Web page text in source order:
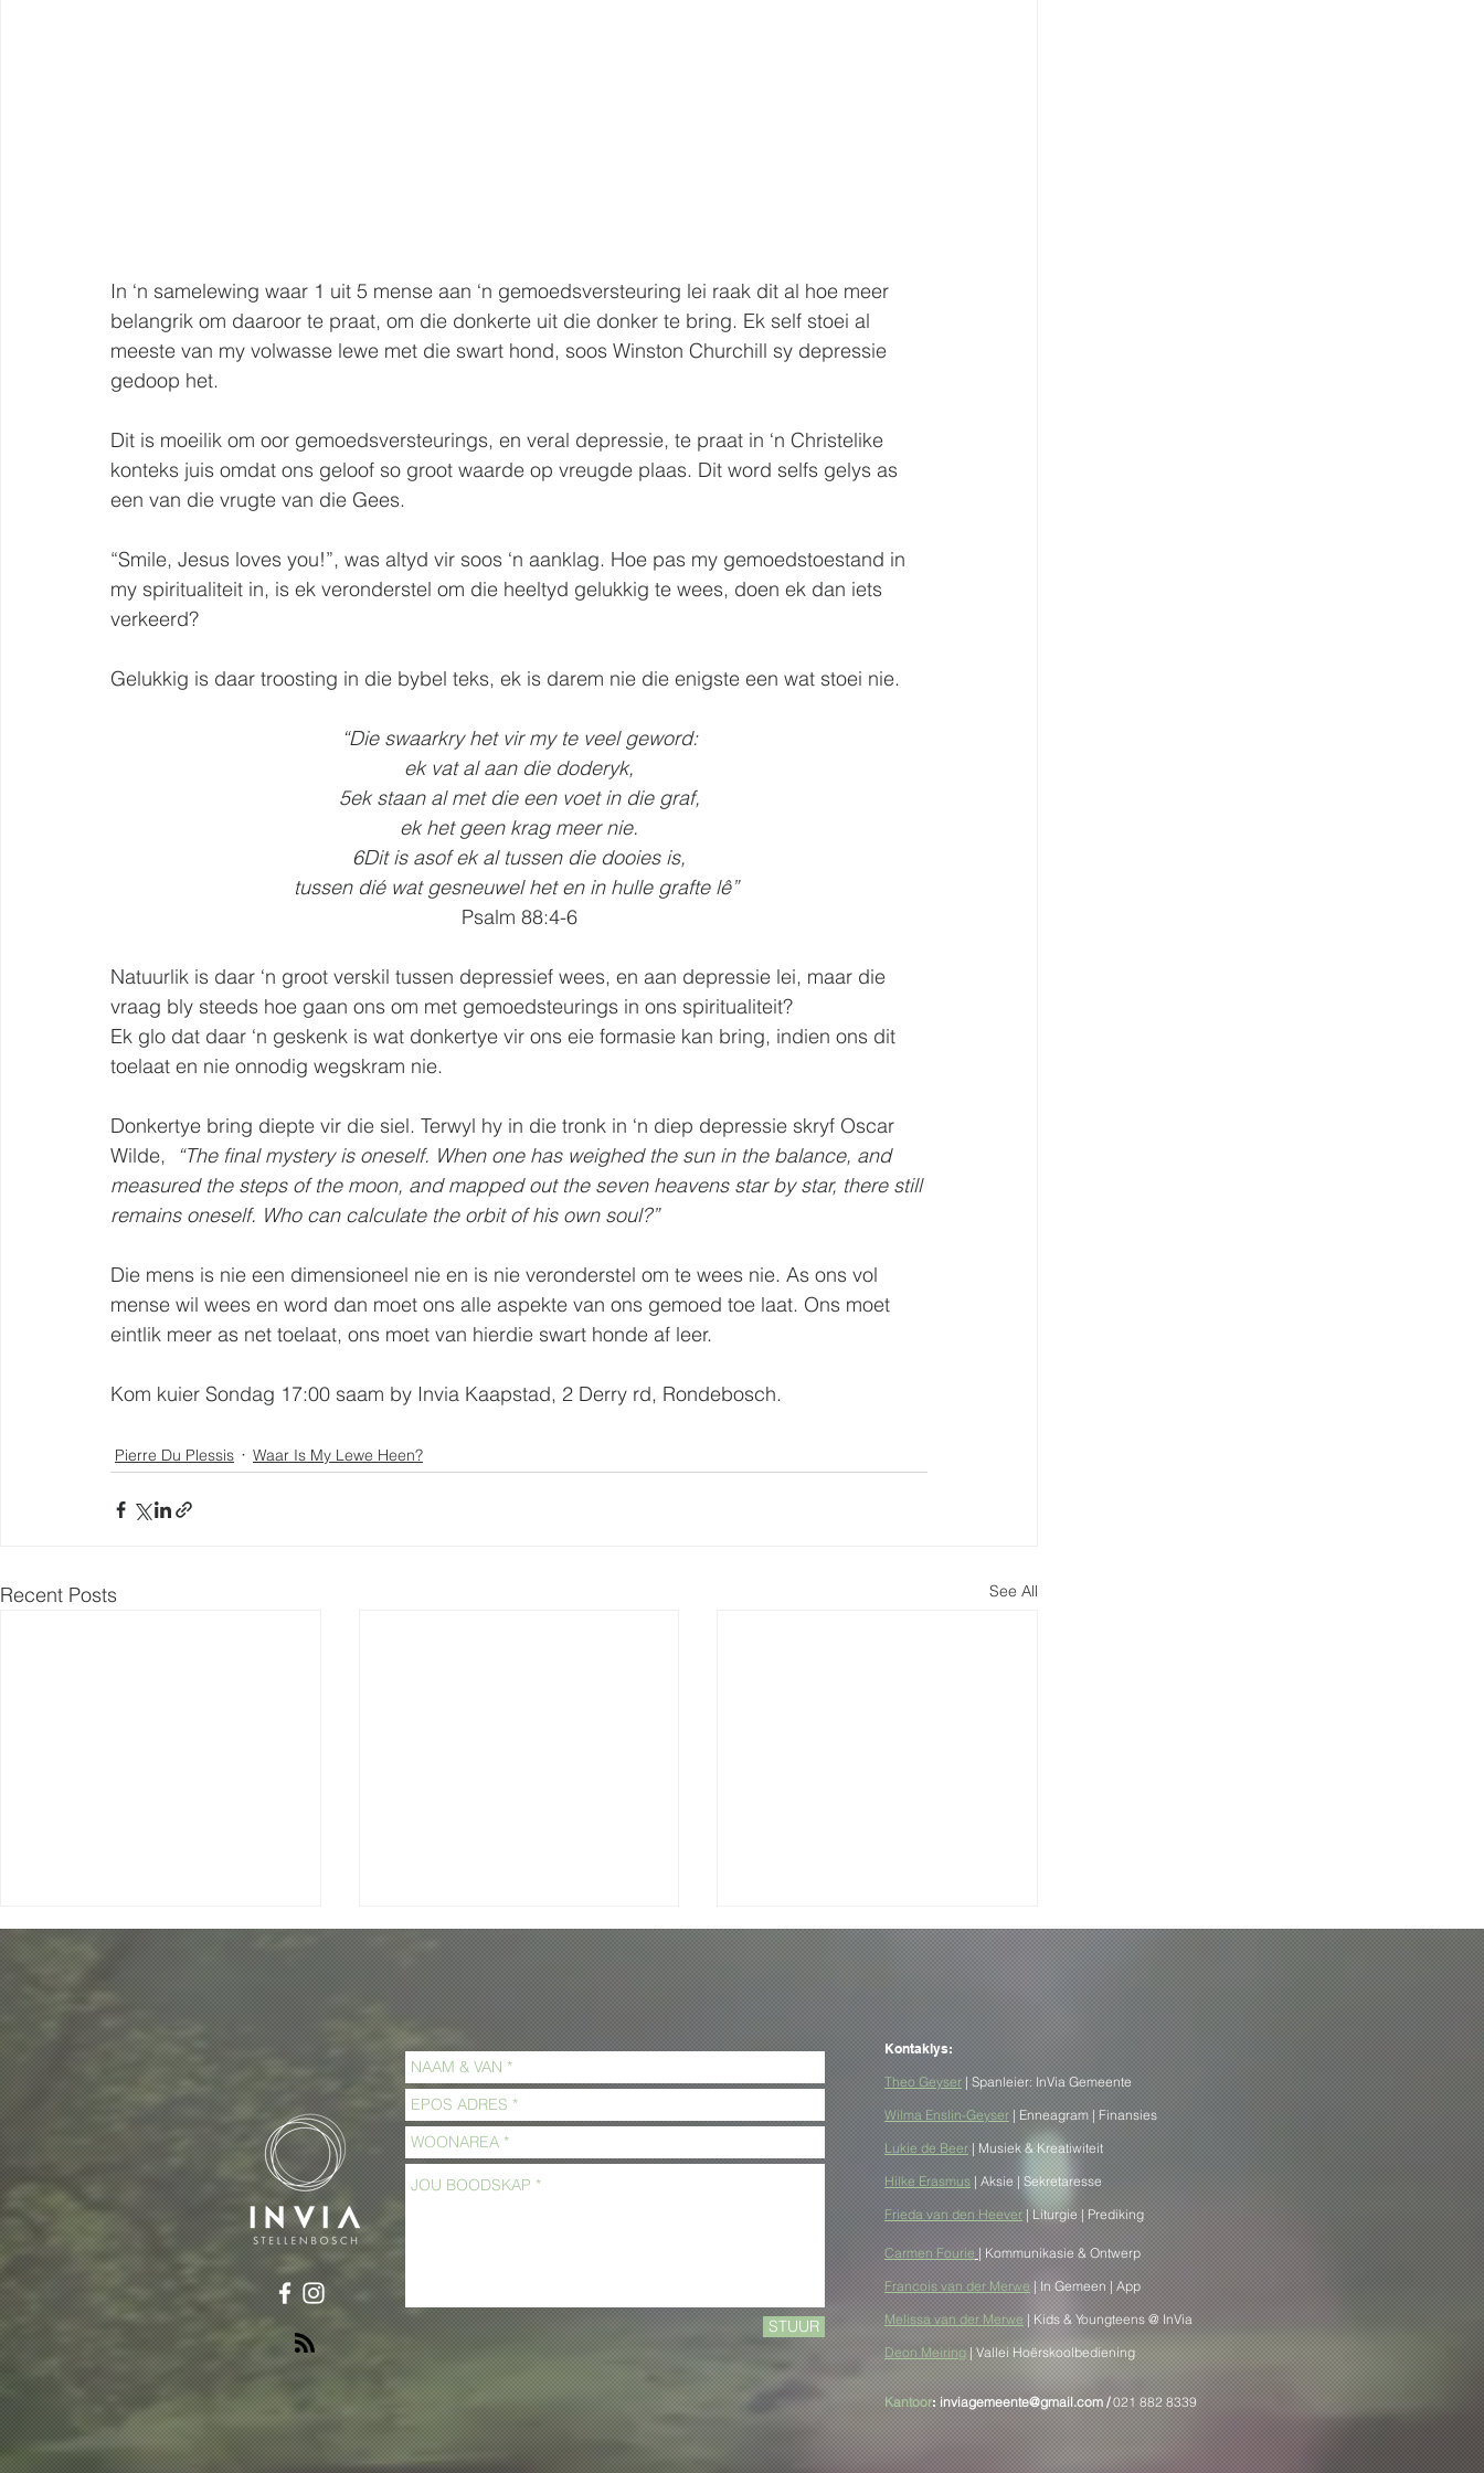
In ‘n samelewing waar 1 uit 5 mense aan ‘n gemoedsversteuring lei raak dit al hoe meer
belangrik om daaroor te praat, om die donkerte uit die donker te bring. Ek self stoei al
meeste van my volwasse lewe met die swart hond, soos Winston Churchill sy depressie
gedoop het.
Dit is moeilik om oor gemoedsversteurings, en veral depressie, te praat in ‘n Christelike
konteks juis omdat ons geloof so groot waarde op vreugde plaas. Dit word selfs gelys as
een van die vrugte van die Gees.
“Smile, Jesus loves you!”, was altyd vir soos ‘n aanklag. Hoe pas my gemoedstoestand in
my spiritualiteit in, is ek veronderstel om die heeltyd gelukkig te wees, doen ek dan iets
verkeerd?
Gelukkig is daar troosting in die bybel teks, ek is darem nie die enigste een wat stoei nie.
“Die swaarkry het vir my te veel geword:
ek vat al aan die doderyk,
5ek staan al met die een voet in die graf,
ek het geen krag meer nie.
6Dit is asof ek al tussen die dooies is,
tussen dié wat gesneuwel het en in hulle grafte lê”
Psalm 88:4-6
Natuurlik is daar ‘n groot verskil tussen depressief wees, en aan depressie lei, maar die
vraag bly steeds hoe gaan ons om met gemoedsteurings in ons spiritualiteit?
Ek glo dat daar ‘n geskenk is wat donkertye vir ons eie formasie kan bring, indien ons dit
toelaat en nie onnodig wegskram nie.
Donkertye bring diepte vir die siel. Terwyl hy in die tronk in ‘n diep depressie skryf Oscar
Wilde,
“The final mystery is oneself. When one has weighed the sun in the balance, and
measured the steps of the moon, and mapped out the seven heavens star by star, there still
remains oneself. Who can calculate the orbit of his own soul?”
Die mens is nie een dimensioneel nie en is nie veronderstel om te wees nie. As ons vol
mense wil wees en word dan moet ons alle aspekte van ons gemoed toe laat. Ons moet
eintlik meer as net toelaat, ons moet van hierdie swart honde af leer.
Kom kuier Sondag 17:00 saam by Invia Kaapstad, 2 Derry rd, Rondebosch.
Pierre Du Plessis Waar Is My Lewe Heen?
Recent Posts See All
Advent: Skoonheid
Advent: Wag
Meer As Genoeg: Om
Tevrede Te Wees
STUUR
Kontaklys:
Theo Geyser | Spanleier: InVia Gemeente
Wilma Enslin-Geyser | Enneagram | Finansies
Lukie de Beer | Musiek & Kreatiwiteit
Hilke Erasmus | Aksie | Sekretaresse
Frieda van den Heever | Liturgie | Prediking
Carmen Fourie | Kommunikasie & Ontwerp
Francois van der Merwe | In Gemeen | App
Melissa van der Merwe | Kids & Youngteens @ InVia
Deon Meiring | Vallei Hoërskoolbediening
Kantoor: inviagemeente@gmail.com /021 882 8339